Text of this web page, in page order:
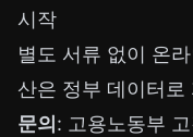
시작
별도 서류 없이 온
산은 정부 데이터로
문의 : 고용노동부